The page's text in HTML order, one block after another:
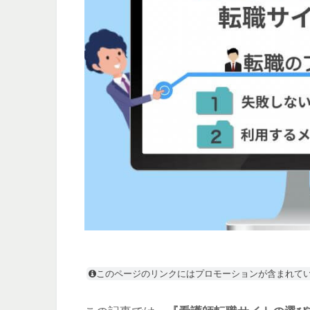
このページのリンクにはプロモーションが含まれて